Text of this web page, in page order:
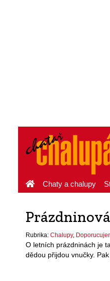
Chaty a chalupy
Rubrika: Chalupy,
O letních prázdninách je
dědou přijdou vnučky.